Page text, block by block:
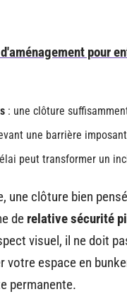
pour
: une clôture
une barrière
peut transformer un
une clôture bien
de relative sécurité
visuel, il ne doit
espace en
permanente.